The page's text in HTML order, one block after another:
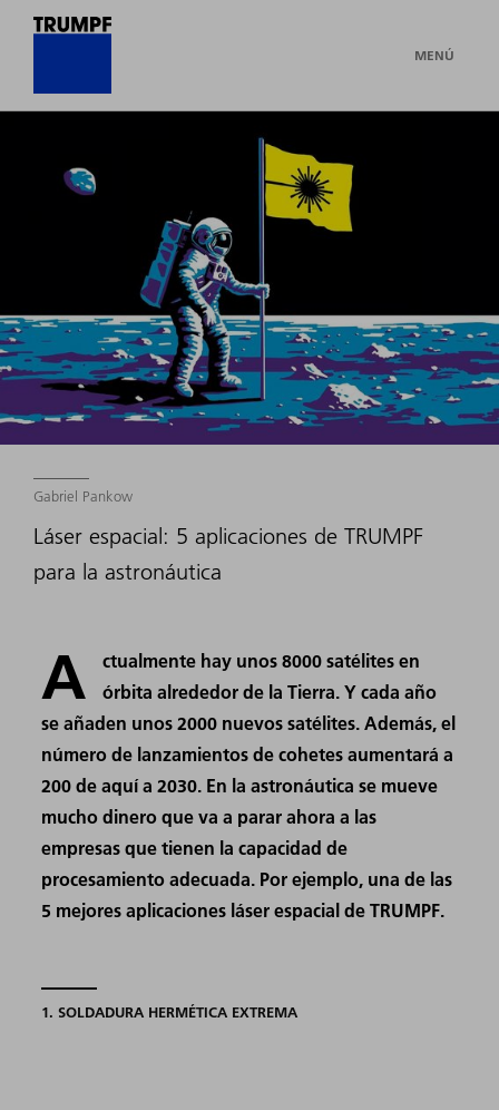
MENÚ
Gabriel Pankow
Láser espacial: 5 aplicaciones de TRUMPF
para la astronáutica
A
ctualmente hay unos 8000 satélites en
órbita alrededor de la Tierra. Y cada año
se añaden unos 2000 nuevos satélites. Además, el
número de lanzamientos de cohetes aumentará a
200 de aquí a 2030. En la astronáutica se mueve
mucho dinero que va a parar ahora a las
empresas que tienen la capacidad de
procesamiento adecuada. Por ejemplo, una de las
5 mejores aplicaciones láser espacial de TRUMPF.
1. SOLDADURA HERMÉTICA EXTREMA